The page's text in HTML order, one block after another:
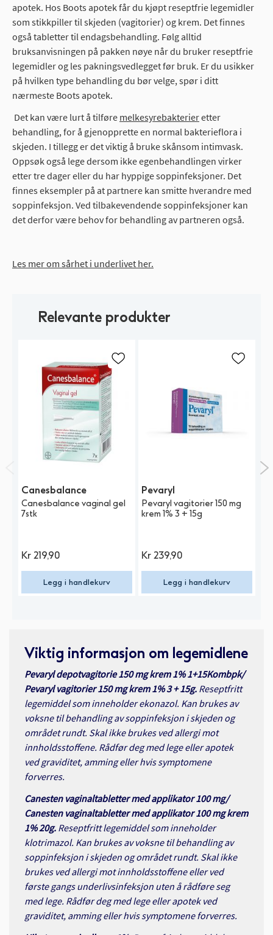
apotek. Hos Boots apotek får du kjøpt reseptfrie legemidler
som stikkpiller til skjeden (vagitorier) og krem. Det finnes
også tabletter til endagsbehandling. Følg alltid
bruksanvisningen på pakken nøye når du bruker reseptfrie
legemidler og les pakningsvedlegget før bruk. Er du usikker
på hvilken type behandling du bør velge, spør i ditt
nærmeste Boots apotek.
Det kan være lurt å tilføre melkesyrebakterieretter
behandling, for å gjenopprette en normal bakterieflora i
skjeden. I tillegg er det viktig å bruke skånsom intimvask.
Oppsøk også lege dersom ikke egenbehandlingen virker
etter tre dager eller du har hyppige soppinfeksjoner. Det
finnes eksempler på at partnere kan smitte hverandre med
soppinfeksjon. Ved tilbakevendende soppinfeksjoner kan
det derfor være behov for behandling av partneren også.
Les mer om sårhet i underlivet her.
Relevante produkter
Canesbalance
Canesbalance vaginal gel
7stk
Kr 219,90
Legg i handlekurv
Pevaryl
Pevaryl vagitorier 150 mg
krem 1% 3 + 15g
Kr 239,90
Legg i handlekurv
Viktig informasjon om legemidlene
Pevaryl depotvagitorie 150 mg krem 1% 1+15Kombpk/
Pevaryl vagitorier 150 mg krem 1% 3 + 15g. Reseptfritt
legemiddel som inneholder ekonazol. Kan brukes av
voksne til behandling av soppinfeksjon i skjeden og
området rundt. Skal ikke brukes ved allergi mot
innholdsstoffene. Rådfør deg med lege eller apotek
ved graviditet, amming eller hvis symptomene
forverres.
Canesten vaginaltabletter med applikator 100 mg/
Canesten vaginaltabletter med applikator 100 mg krem
1% 20g. Reseptfritt legemiddel som inneholder
klotrimazol. Kan brukes av voksne til behandling av
soppinfeksjon i skjeden og området rundt. Skal ikke
brukes ved allergi mot innholdsstoffene eller ved
første gangs underlivsinfeksjon uten å rådføre seg
med lege. Rådfør deg med lege eller apotek ved
graviditet, amming eller hvis symptomene forverres.